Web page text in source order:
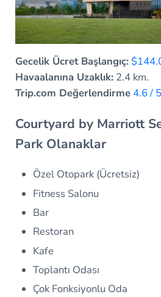
Gecelik Ücret Başlangıç:
Havaalanına Uzaklık:2.4 km.
Trip.com Değerlendirme 4.6 / 5
Courtyard by Marriott
Park Olanaklar
Özel Otopark (Ücretsiz)
Fitness Salonu
Bar
Restoran
Kafe
Toplantı Odası
Çok Fonksiyonlu Oda